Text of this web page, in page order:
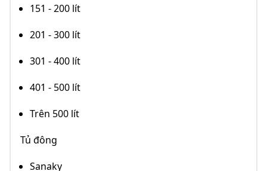
151 - 200 lít
201 - 300 lít
301 - 400 lít
401 - 500 lít
Trên 500 lít
Tủ đông
Sanaky